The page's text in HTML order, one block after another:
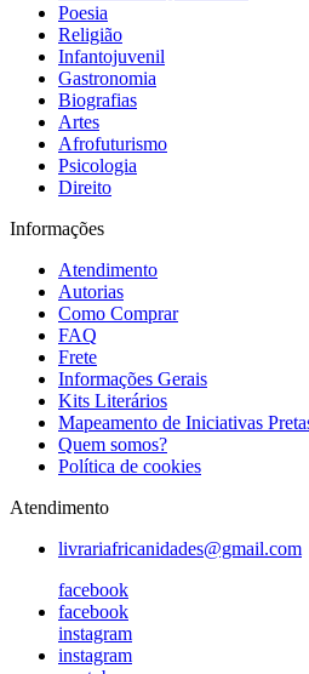
Poesia
Religião
Infantojuvenil
Gastronomia
Biografias
Artes
Afrofuturismo
Psicologia
Direito
Informações
Atendimento
Autorias
Como Comprar
FAQ
Frete
Informações Gerais
Kits Literários
Mapeamento de Iniciativas
Quem somos?
Política de cookies
Atendimento
livrariafricanidades@gmail.com
facebook
facebook
instagram
instagram